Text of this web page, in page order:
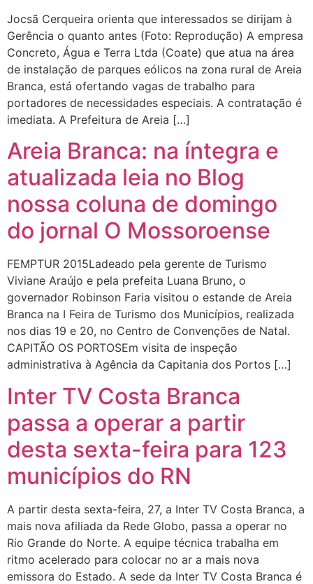
Jocsã Cerqueira orienta que interessados se dirijam à
Gerência o quanto antes (Foto: Reprodução) A empresa
Concreto, Água e Terra Ltda (Coate) que atua na área
de instalação de parques eólicos na zona rural de Areia
Branca, está ofertando vagas de trabalho para
portadores de necessidades especiais. A contratação é
imediata. A Prefeitura de Areia […]
Areia Branca: na íntegra e
atualizada leia no Blog
nossa coluna de domingo
do jornal O Mossoroense
FEMPTUR 2015Ladeado pela gerente de Turismo
Viviane Araújo e pela prefeita Luana Bruno, o
governador Robinson Faria visitou o estande de Areia
Branca na I Feira de Turismo dos Municípios, realizada
nos dias 19 e 20, no Centro de Convenções de Natal.
CAPITÃO OS PORTOSEm visita de inspeção
administrativa à Agência da Capitania dos Portos […]
Inter TV Costa Branca
passa a operar a partir
desta sexta-feira para 123
municípios do RN
A partir desta sexta-feira, 27, a Inter TV Costa Branca, a
mais nova afiliada da Rede Globo, passa a operar no
Rio Grande do Norte. A equipe técnica trabalha em
ritmo acelerado para colocar no ar a mais nova
emissora do Estado. A sede da Inter TV Costa Branca é